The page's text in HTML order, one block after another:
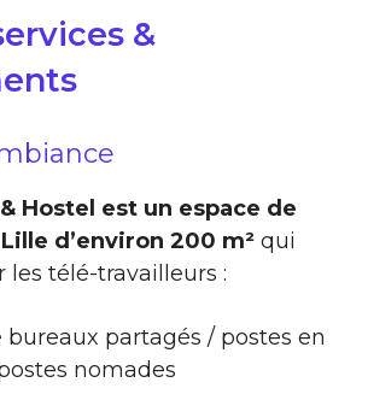
&
Hostel est un espace de
d’environ 200 m² qui
les télé-travailleurs :
bureaux partagés / postes en
nomades